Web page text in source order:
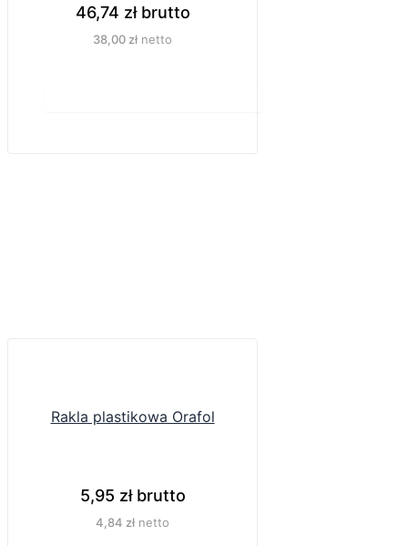
46,74 złbrutto
38,00 złnetto
Rakla plastikowa Orafol
5,95 złbrutto
4,84 złnetto